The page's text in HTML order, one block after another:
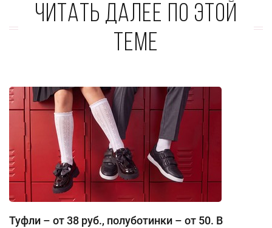
Читать далее по этой
теме
Туфли – от 38 руб., полуботинки – от 50. В